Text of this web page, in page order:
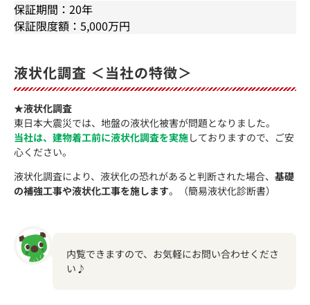
保証期間：20年
保証限度額：5,000万円
液状化調査 ＜当社の特徴＞
★液状化調査
東日本大震災では、地盤の液状化被害が問題となりました。
当社は、建物着工前に液状化調査を実施しておりますので、ご安
心ください。
液状化調査により、液状化の恐れがあると判断された場合、 基礎
の補強工事や液状化工事を施します。（簡易液状化診断書）
内覧できますので、お気軽にお問い合わせくださ
い♪